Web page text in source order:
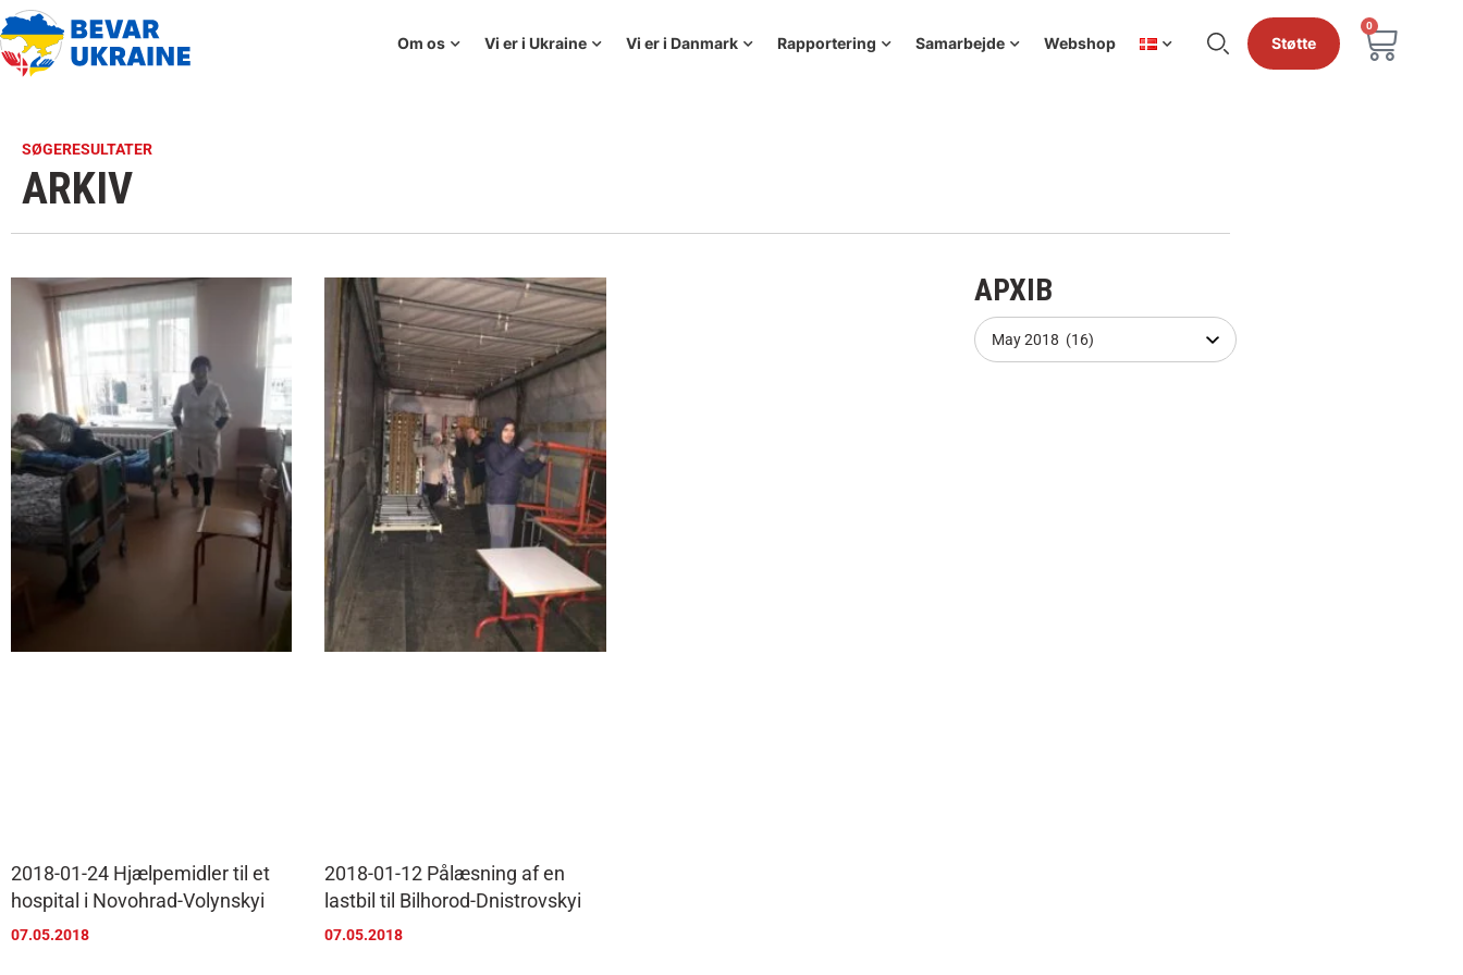
Om os Vi er i Ukraine Vi er i Danmark Rapportering Samarbejde Webshop Støtte
0
SØGERESULTATER
ARKIV
2018-01-24 Hjælpemidler til et
hospital i Novohrad-Volynskyi
07.05.2018
2018-01-12 Pålæsning af en
lastbil til Bilhorod-Dnistrovskyi
07.05.2018
АРХІВ